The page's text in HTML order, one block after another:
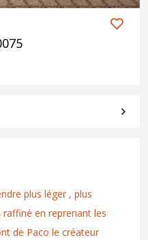
3 4
plus léger , plus
en reprenant les
de Paco le créateur